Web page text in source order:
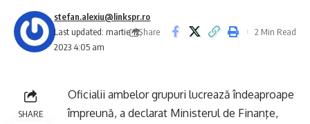
Last updated: martie 12,
2023 4:05 am
stefan.alexiu@linkspr.ro
Share
2 Min Read
SHARE
Oficialii ambelor grupuri lucrează îndeaproape
împreună, a declarat Ministerul de Finanţe,